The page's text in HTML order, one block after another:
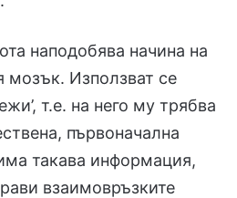
наподобява начина на
мозък. Използват се
т.е. на него му трябва
първоначална
такава информация,
взаимовръзките